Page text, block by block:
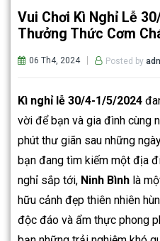
Vui Chơi Kì Nghỉ Lễ
Thưởng Thức Cơm
06 Th4, 2024 Posted by
Kì nghỉ lễ 30/4-1/5/2024
vời để bạn và gia đình cùng
phút thư giãn sau những
bạn đang tìm kiếm một địa
nghỉ sắp tới, Ninh Bình là
hữu cảnh đẹp thiên nhiên
độc đáo và ẩm thực phong